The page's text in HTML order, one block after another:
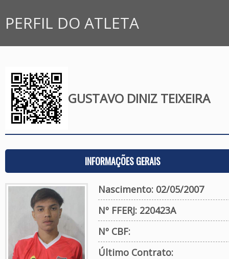
PERFIL DO ATLETA
GUSTAVO DINIZ TEIXEIRA
INFORMAÇÕES GERAIS
Nascimento: 02/05/2007
Nº FFERJ: 220423A
Nº CBF:
Último Contrato: